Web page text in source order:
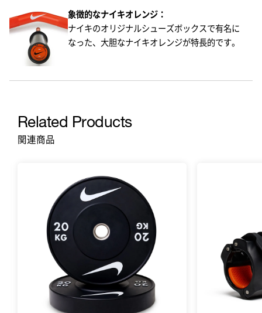
象徴的なナイキオレンジ：​
ナイキのオリジナルシューズボックスで有名に
なった、大胆なナイキオレンジが特長的です。​
Related Products
関連商品